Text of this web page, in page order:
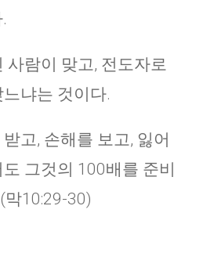
사람이 맞고, 전도자로
냐는 것이다.
고, 손해를 보고, 잃어
그것의 100배를 준비
10:29-30)